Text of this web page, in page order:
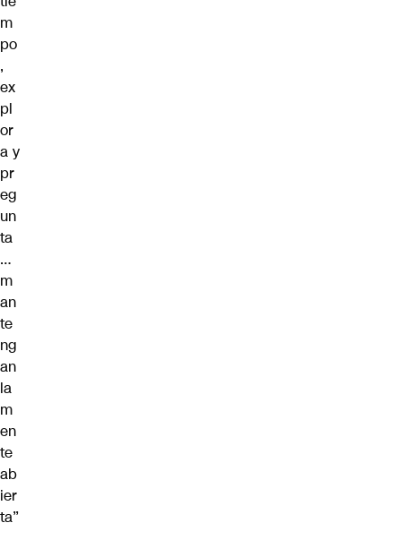
m
po
,
ex
pl
or
a y
pr
eg
un
ta
…
m
an
te
ng
an
la
m
en
te
ab
ier
ta”